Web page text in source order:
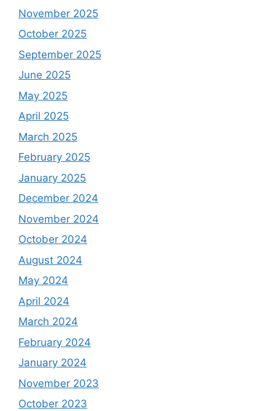
November 2025
October 2025
September 2025
June 2025
May 2025
April 2025
March 2025
February 2025
January 2025
December 2024
November 2024
October 2024
August 2024
May 2024
April 2024
March 2024
February 2024
January 2024
November 2023
October 2023